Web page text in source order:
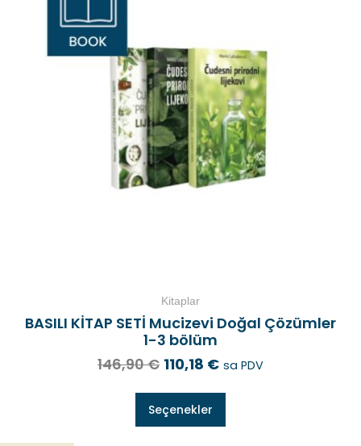
Kitaplar
BASILI KİTAP SETİ Mucizevi Doğal Çözümler
1-3 bölüm
146,90€ 110,18 € sa PDV
Seçenekler